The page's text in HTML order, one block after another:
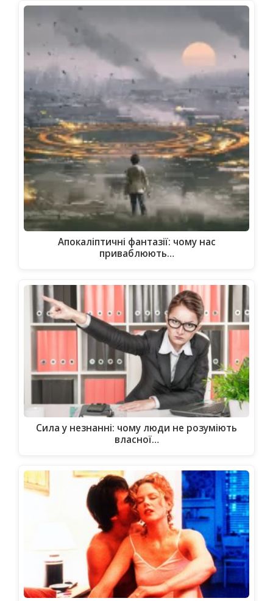
Апокаліптичні фантазії: чому нас
приваблюють…
Сила у незнанні: чому люди не розуміють
власної…